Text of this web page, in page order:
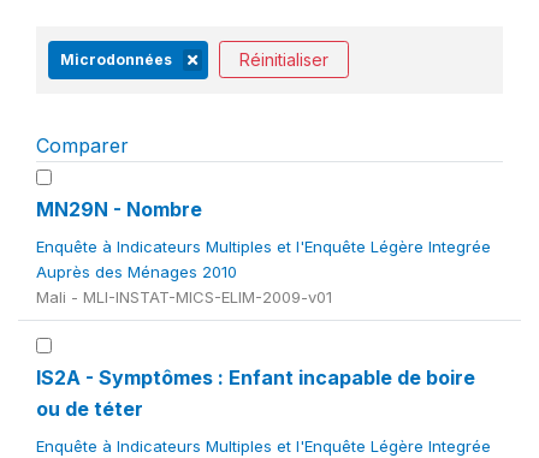
Microdonnées Réinitialiser
Comparer
MN29N - Nombre
Enquête à Indicateurs Multiples et l'Enquête Légère Integrée
Auprès des Ménages 2010
Mali - MLI-INSTAT-MICS-ELIM-2009-v01
IS2A - Symptômes : Enfant incapable de boire
ou de téter
Enquête à Indicateurs Multiples et l'Enquête Légère Integrée